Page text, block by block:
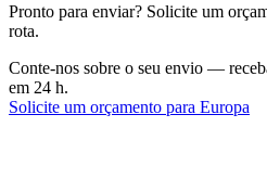
Pronto para enviar? Solicite um
rota.
Conte-nos sobre o seu envio —
em 24 h.
Solicite um orçamento para Europa